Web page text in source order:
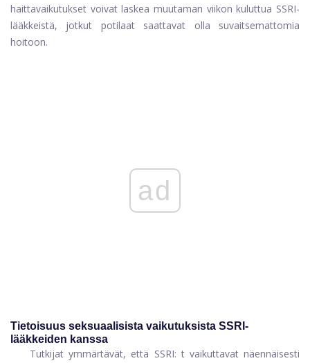
haittavaikutukset voivat laskea muutaman viikon kuluttua SSRI-
lääkkeistä, jotkut potilaat saattavat olla suvaitsemattomia
hoitoon.
ad
Tietoisuus seksuaalisista vaikutuksista SSRI-
lääkkeiden kanssa
Tutkijat ymmärtävät, että SSRI: t vaikuttavat näennäisesti